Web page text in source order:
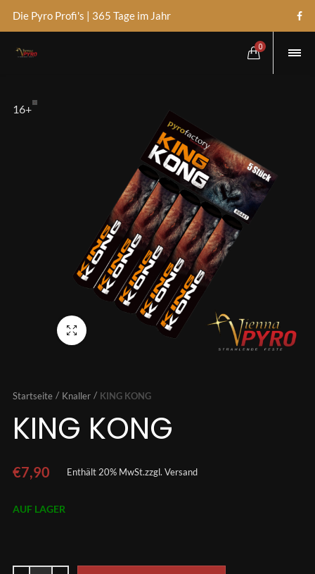
Die Pyro Profi's | 365 Tage im Jahr
0
16+
Startseite Knaller KING KONG
KING KONG
€7,90 Enthält 20% MwSt.zzgl. Versand
AUF LAGER